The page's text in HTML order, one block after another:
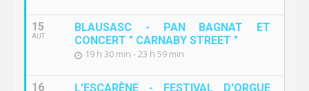
15
AUT
BLAUSASC - PAN BAGNAT ET
CONCERT " CARNABY STREET "
19 h 30 min - 23 h 59 min
16 L'ESCARÈNE - FESTIVAL D'ORGUE